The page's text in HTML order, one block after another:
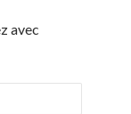
avec